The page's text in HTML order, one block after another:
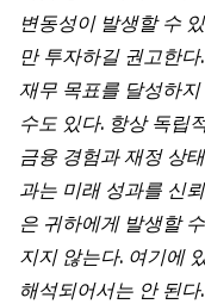
변동성이 발생할 수
만 투자하길 권고한다.
재무 목표를 달성하지
수도 있다. 항상 독립
금융 경험과 재정 상
과는 미래 성과를 신
은 귀하에게 발생할 수
지지 않는다. 여기에
해석되어서는 안 된다.